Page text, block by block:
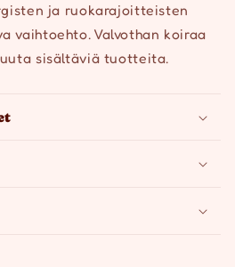
ja ruokarajoitteisten
vaihtoehto. Valvothan koiraa
sisältäviä tuotteita.